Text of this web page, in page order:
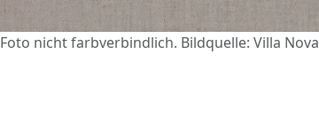
Foto nicht farbverbindlich. Bildquelle: Villa Nova